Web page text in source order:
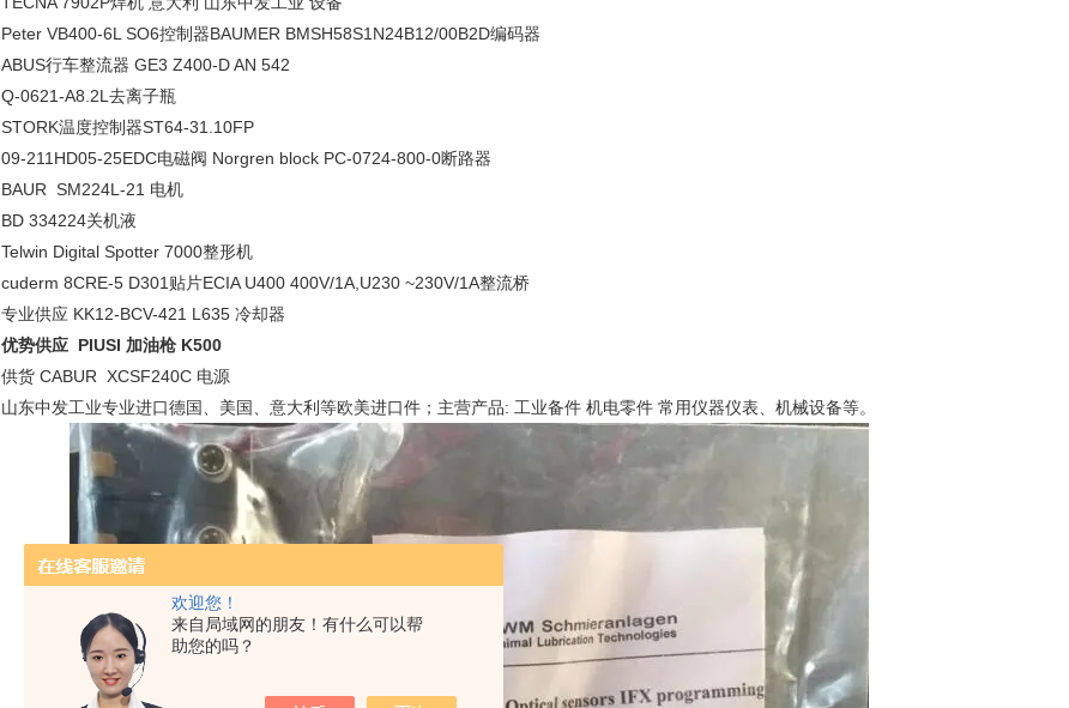
欢迎您！
来自局域网的朋友！有什么可以帮
助您的吗？
Peter VB400-6L SO6控制器BAUMER BMSH58S1N24B12/00B2D编码器
ABUS行车整流器 GE3 Z400-D AN 542
Q-0621-A8.2L去离子瓶
STORK温度控制器ST64-31.10FP
09-211HD05-25EDC电磁阀 Norgren block PC-0724-800-0断路器
BAUR SM224L-21 电机
BD 334224关机液
Telwin Digital Spotter 7000整形机
cuderm 8CRE-5 D301贴片ECIA U400 400V/1A,U230 ~230V/1A整流桥
专业供应 KK12-BCV-421 L635 冷却器
优势供应 PIUSI 加油枪 K500
供货 CABUR XCSF240C 电源
山东中发工业专业进口德国、美国、意大利等欧美进口件；主营产品: 工业备件 机电零件 常用仪器仪表、机械设备等。